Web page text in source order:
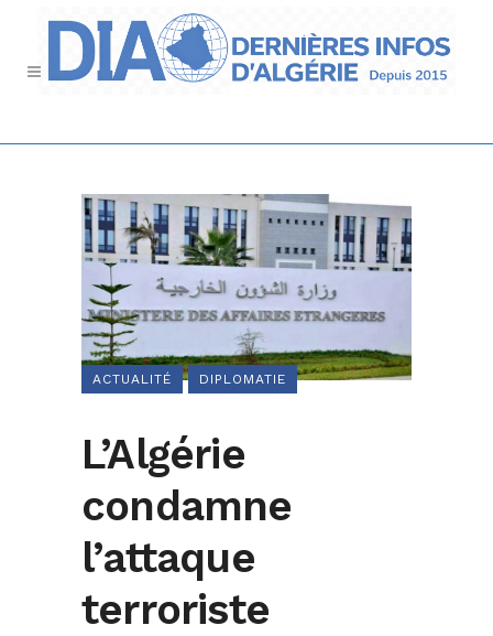
ACTUALITÉ DIPLOMATIE
L’Algérie
condamne
l’attaque
terroriste